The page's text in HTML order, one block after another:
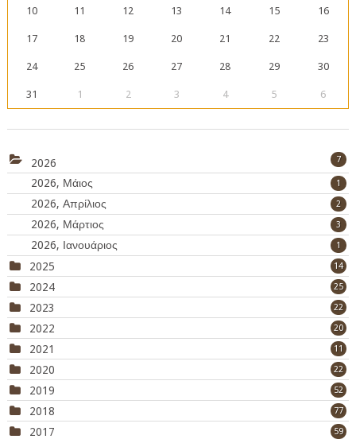
10 11 12 13 14 15 16
17 18 19 20 21 22 23
24 25 26 27 28 29 30
31 1 2 3 4 5 6
2026 7
2026, Μάιος 1
2026, Απρίλιος 2
2026, Μάρτιος 3
2026, Ιανουάριος 1
2025 14
2024 25
2023 22
2022 20
2021 11
2020 22
2019 52
2018 77
2017 59